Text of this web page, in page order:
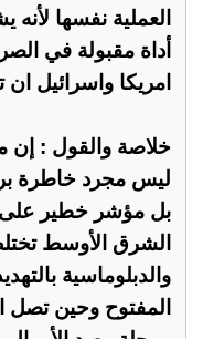
العملية نفسها
أداة مقبولة في
امريكا واسرائيل ان
خلاصة والقول : إن
ليس مجرد خاطرة
بل مؤشر خطير على
الشرق الأوسط
والدبلوماسية
المفتوح وحين تصل